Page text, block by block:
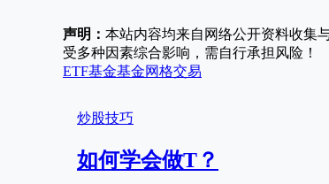
声明： 本站内容均来自网络公开资料收集
受多种因素综合影响，需自行承担风险！
ETF基金基金网格交易
炒股技巧
如何学会做T？